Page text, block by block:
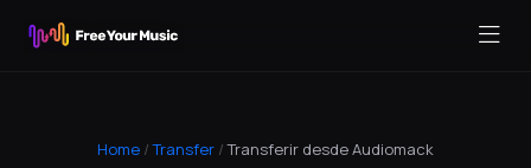
Home / Transfer / Transferir desde Audiomack